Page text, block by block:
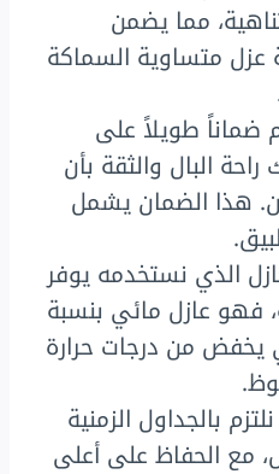
مما يضمن
متساوية السماكة
طويلاً على
البال والثقة بأن
هذا الضمان يشمل
الذي نستخدمه يوفر
فهو عازل مائي بنسبة
يخفض من درجات حرارة
بالجداول الزمنية
مع الحفاظ على أعلى